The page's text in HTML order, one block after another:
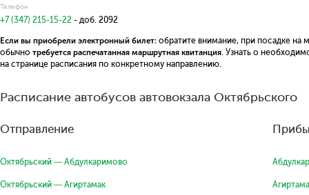
Телефон
+7 (347) 215-15-22 - доб. 2092
Если вы приобрели электронный билет: обратите внимание, при посадке
обычно требуется распечатанная маршрутная квитанция. Узнать о
на странице расписания по конкретному направлению.
Расписание автобусов автовокзала Октябрьского
Отправление
Октябрьский — Абдулкаримово
Октябрьский — Агиртамак